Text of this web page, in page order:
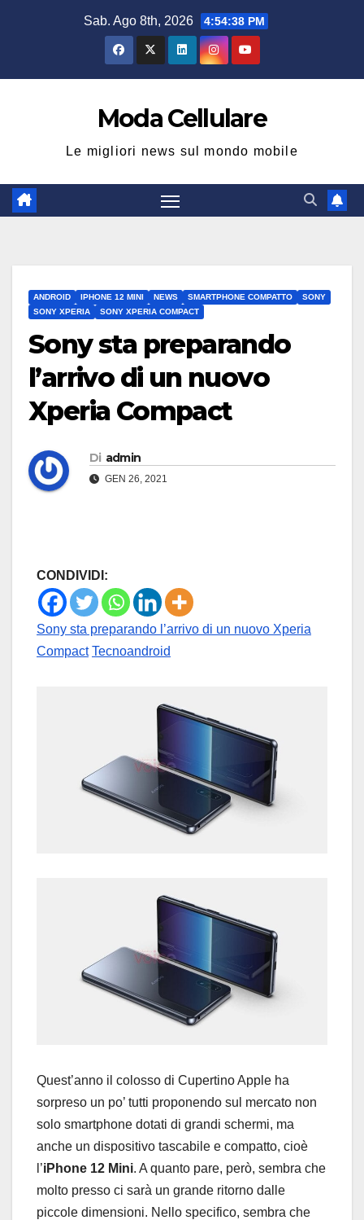
Sab. Ago 8th, 2026 4:54:39 PM
Moda Cellulare
Le migliori news sul mondo mobile
ANDROID IPHONE 12 MINI NEWS SMARTPHONE COMPATTO
SONY
SONY XPERIA
SONY XPERIA COMPACT
Sony sta preparando
l’arrivo di un nuovo
Xperia Compact
Di admin
GEN 26, 2021
CONDIVIDI:
Sony sta preparando l’arrivo di un nuovo Xperia
Compact Tecnoandroid
Quest’anno il colosso di Cupertino Apple ha
sorpreso un po’ tutti proponendo sul mercato non
solo smartphone dotati di grandi schermi, ma
anche un dispositivo tascabile e compatto, cioè
l’iPhone 12 Mini. A quanto pare, però, sembra che
molto presso ci sarà un grande ritorno dalle
piccole dimensioni. Nello specifico, sembra che